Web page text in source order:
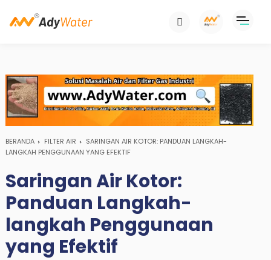
BERANDA FILTER AIR
SARINGAN AIR KOTOR: PANDUAN LANGKAH-
LANGKAH PENGGUNAAN YANG EFEKTIF
Saringan Air Kotor:
Panduan Langkah-
langkah Penggunaan
yang Efektif